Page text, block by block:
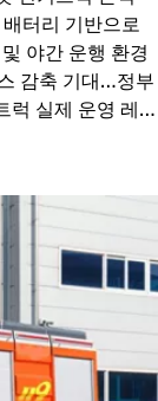
터리 기반으로
야간 운행 환경
감축 기대…정부
럭 실제 운영 레퍼